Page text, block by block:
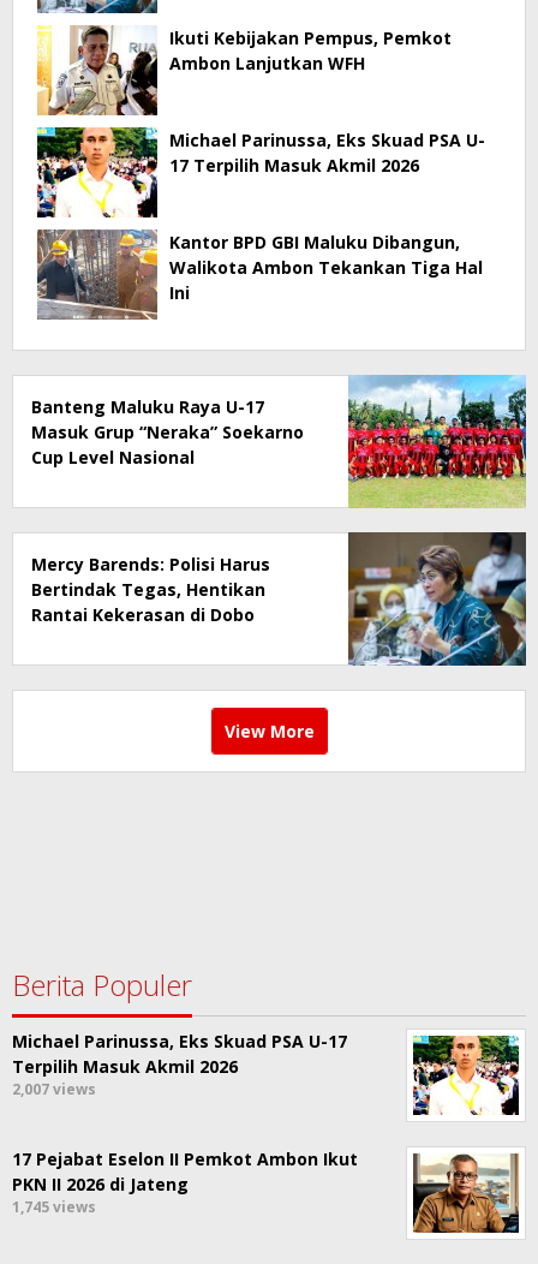
Ikuti Kebijakan Pempus, Pemkot
Ambon Lanjutkan WFH
Michael Parinussa, Eks Skuad PSA U-
17 Terpilih Masuk Akmil 2026
Kantor BPD GBI Maluku Dibangun,
Walikota Ambon Tekankan Tiga Hal
Ini
Banteng Maluku Raya U-17
Masuk Grup “Neraka” Soekarno
Cup Level Nasional
Mercy Barends: Polisi Harus
Bertindak Tegas, Hentikan
Rantai Kekerasan di Dobo
View More
Berita Populer
Michael Parinussa, Eks Skuad PSA U-17
Terpilih Masuk Akmil 2026
2,007 views
17 Pejabat Eselon II Pemkot Ambon Ikut
PKN II 2026 di Jateng
1,745 views